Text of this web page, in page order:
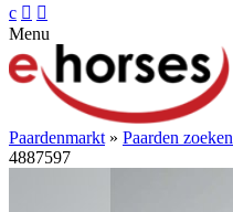
c  
Menu
Paardenmarkt » Paarden zoeken
4887597